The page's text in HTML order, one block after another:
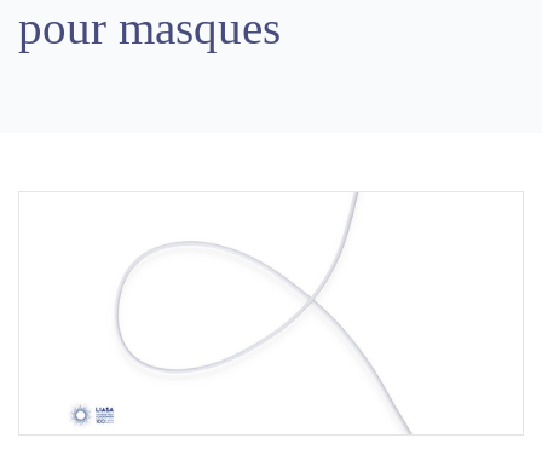
pour masques
Previous